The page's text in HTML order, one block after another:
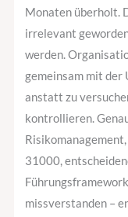
Monaten überholt.
irrelevant
werden.
gemeinsam mit
anstatt zu
kontrollieren.
31000,
missverstanden –